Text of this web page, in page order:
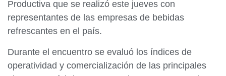
Productiva que se realizó este jueves con
representantes de las empresas de bebidas
refrescantes en el país.
Durante el encuentro se evaluó los índices de
operatividad y comercialización de las principales